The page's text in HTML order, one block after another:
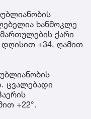
ხანმოკლე
ქარი
დღისით +34, ღამით
ცვალებადი
+22°.